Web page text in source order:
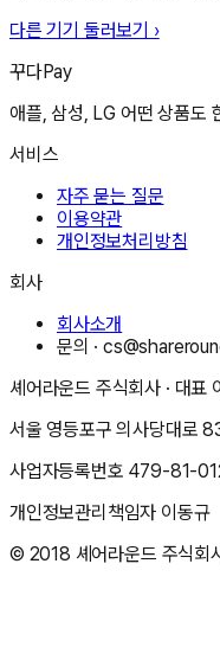
다른 기기 둘러보기 ›
꾸다Pay
애플, 삼성, LG 어떤 상품도
서비스
자주 묻는 질문
이용약관
개인정보처리방침
회사
회사소개
문의 ·
셰어라운드 주식회사 · 대표
서울 영등포구 의사당대로
사업자등록번호 479-81-
개인정보관리책임자 이동규
© 2018 셰어라운드 주식회